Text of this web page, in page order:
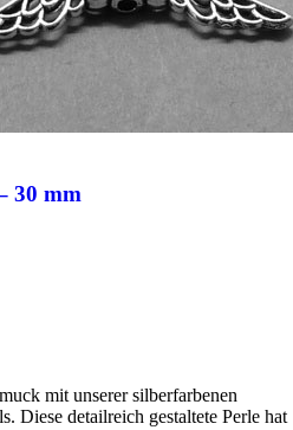
30 mm
mit unserer silberfarbenen
Diese detailreich gestaltete Perle hat